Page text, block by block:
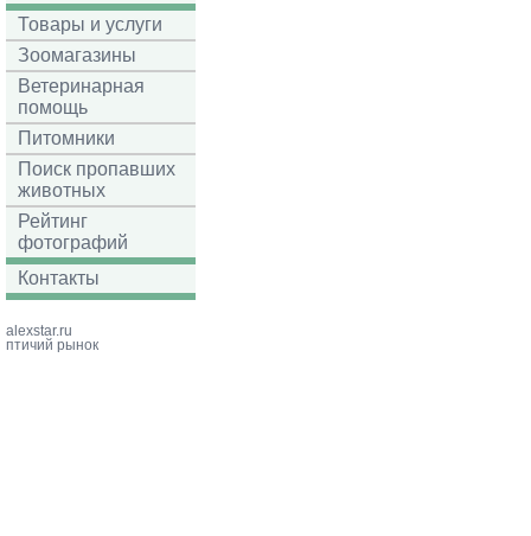
Товары и услуги
Зоомагазины
Ветеринарная
помощь
Питомники
Поиск пропавших
животных
Рейтинг
фотографий
Контакты
alexstar.ru
птичий рынок